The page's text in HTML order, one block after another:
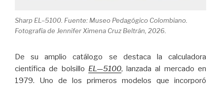
Sharp EL–5100. Fuente: Museo Pedagógico Colombiano.
Fotografía de Jennifer Ximena Cruz Beltrán, 2026.
De su amplio catálogo se destaca la calculadora
científica de bolsillo EL—5100, lanzada al mercado en
1979. Uno de los primeros modelos que incorporó